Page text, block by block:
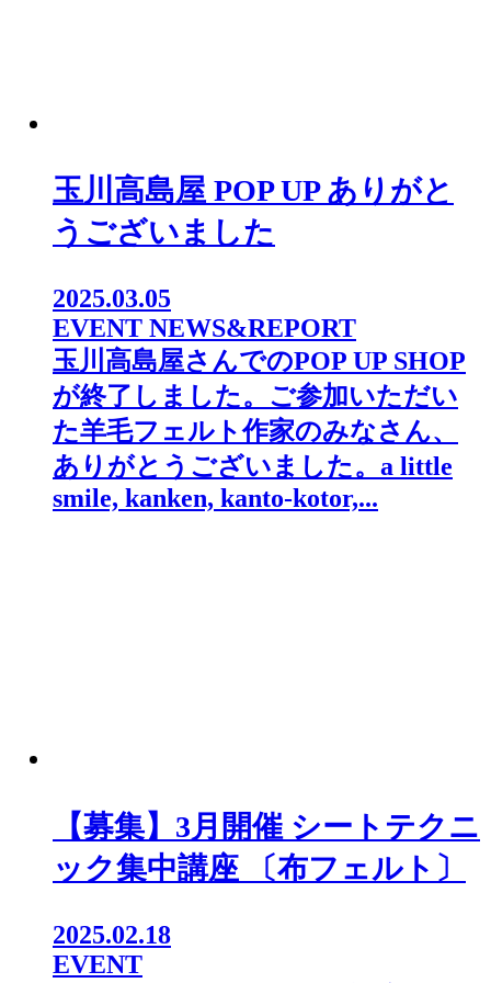
玉川高島屋 POP UP ありがと
うございました
2025.03.05
EVENT NEWS&REPORT
玉川高島屋さんでのPOP UP SHOP
が終了しました。⁡ご参加いただい
た羊毛フェルト作家のみなさん、
ありがとうございました。a little
smile, kanken, kanto-kotor,...
【募集】3月開催 シートテクニ
ック集中講座 〔布フェルト〕
2025.02.18
EVENT